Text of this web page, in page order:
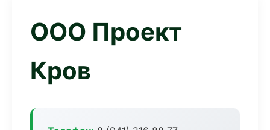
ООО Проект
Кров